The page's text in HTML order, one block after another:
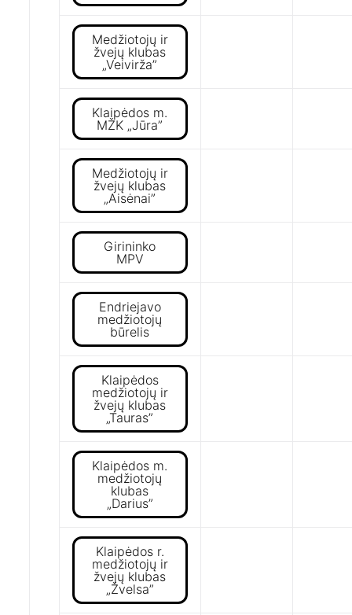
Medžiotojų ir
žvejų klubas
„Veivirža”
Klaipėdos m.
MŽK „Jūra”
Medžiotojų ir
žvejų klubas
„Aisėnai”
Girininko
MPV
Endriejavo
medžiotojų
būrelis
Klaipėdos
medžiotojų ir
žvejų klubas
„Tauras”
Klaipėdos m.
medžiotojų
klubas
„Darius”
Klaipėdos r.
medžiotojų ir
žvejų klubas
„Žvelsa”